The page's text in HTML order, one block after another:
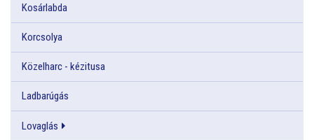
Kosárlabda
Korcsolya
Közelharc - kézitusa
Ladbarúgás
Lovaglás